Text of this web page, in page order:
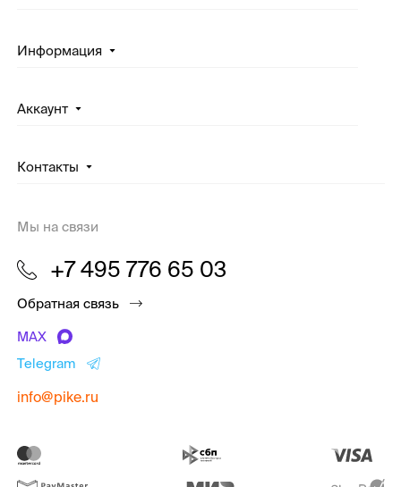
Информация
Аккаунт
Контакты
Мы на связи
+7 495 776 65 03
Обратная связь
MAX
Telegram
info@pike.ru